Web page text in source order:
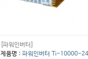
[파워인버터]
제품명 :파워인버터 Ti-10000-